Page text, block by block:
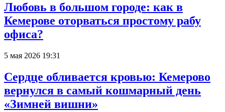
Любовь в большом городе: как в
Кемерове оторваться простому рабу
офиса?
5 мая 2026 19:31
Сердце обливается кровью: Кемерово
вернулся в самый кошмарный день
«Зимней вишни»